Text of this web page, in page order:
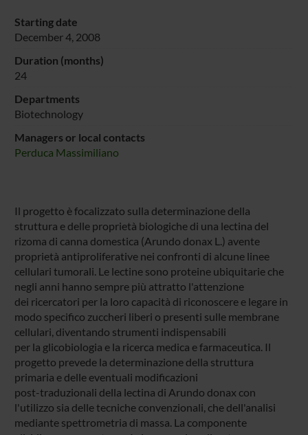
Starting date
December 4, 2008
Duration (months)
24
Departments
Biotechnology
Managers or local contacts
Perduca Massimiliano
Il progetto è focalizzato sulla determinazione della
struttura e delle proprietà biologiche di una lectina del
rizoma di canna domestica (Arundo donax L.) avente
proprietà antiproliferative nei confronti di alcune linee
cellulari tumorali. Le lectine sono proteine ubiquitarie che
negli anni hanno sempre più attratto l'attenzione
dei ricercatori per la loro capacità di riconoscere e legare in
modo specifico zuccheri liberi o presenti sulle membrane
cellulari, diventando strumenti indispensabili
per la glicobiologia e la ricerca medica e farmaceutica. Il
progetto prevede la determinazione della struttura
primaria e delle eventuali modificazioni
post-traduzionali della lectina di Arundo donax con
l'utilizzo sia delle tecniche convenzionali, che dell'analisi
mediante spettrometria di massa. La componente